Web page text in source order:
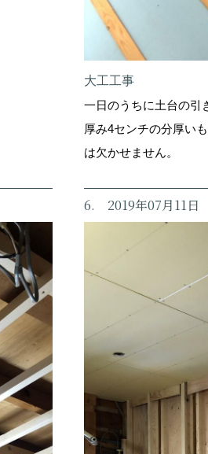
大工工事
一日のうちに土台の引
厚み4センチの分厚い
は欠かせません。
6. 2019年07月11日